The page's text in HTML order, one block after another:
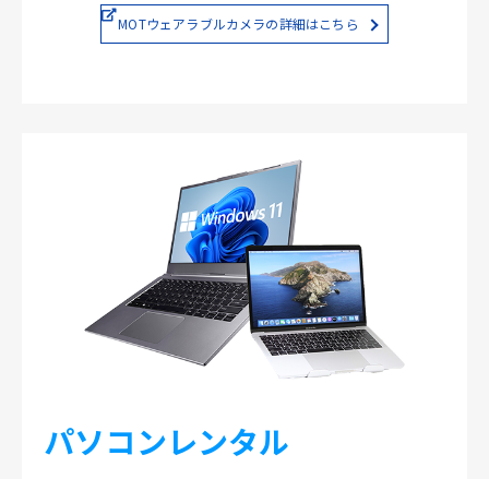
MOTウェアラブルカメラの詳細はこちら
パソコンレンタル